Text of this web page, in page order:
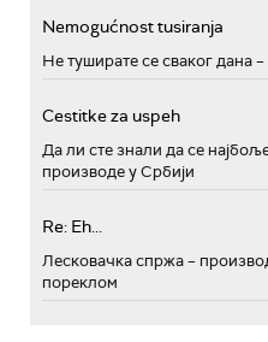
Nemogućnost tusiranja
Не туширате се сваког дана –
Cestitke za uspeh
Да ли сте знали да се
производе у Србији
Re: Eh...
Лесковачка спржа –
пореклом